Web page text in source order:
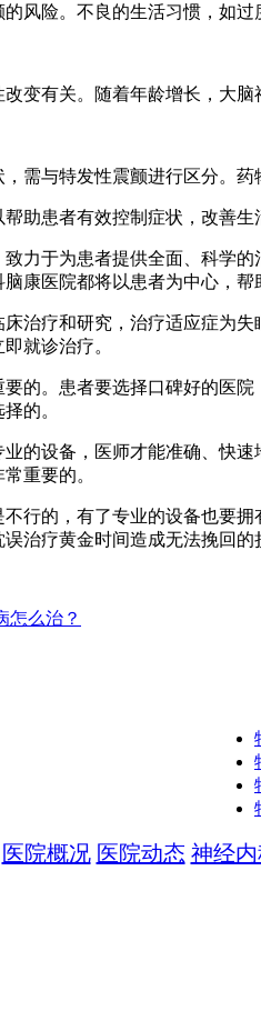
险。不良的生活习惯，如过
有关。随着年龄增长，大脑
与特发性震颤进行区分。药
患者有效控制症状，改善生
于为患者提供全面、科学
康医院都将以患者为中心，帮
治疗和研究，治疗适应症为
就诊治疗。
。患者要选择口碑好的医
的。
设备，医师才能准确、快速
重要的。
的，有了专业的设备也要
治疗黄金时间造成无法挽回的
怎么治？
医院概况 医院动态 神经